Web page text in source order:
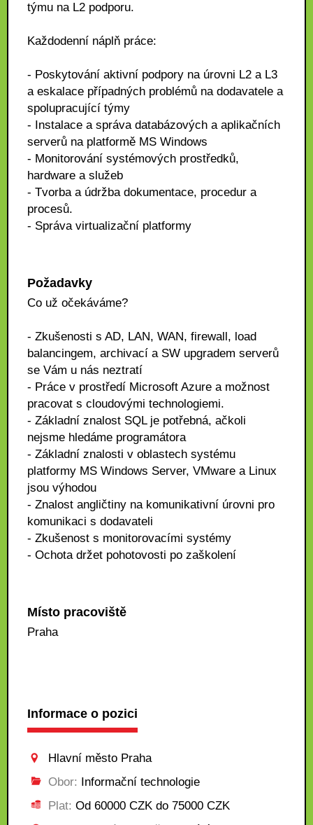
týmu na L2 podporu.
Každodenní náplň práce:
- Poskytování aktivní podpory na úrovni L2 a L3
a eskalace případných problémů na dodavatele a
spolupracující týmy
- Instalace a správa databázových a aplikačních
serverů na platformě MS Windows
- Monitorování systémových prostředků,
hardware a služeb
- Tvorba a údržba dokumentace, procedur a
procesů.
- Správa virtualizační platformy
Požadavky
Co už očekáváme?
- Zkušenosti s AD, LAN, WAN, firewall, load
balancingem, archivací a SW upgradem serverů
se Vám u nás neztratí
- Práce v prostředí Microsoft Azure a možnost
pracovat s cloudovými technologiemi.
- Základní znalost SQL je potřebná, ačkoli
nejsme hledáme programátora
- Základní znalosti v oblastech systému
platformy MS Windows Server, VMware a Linux
jsou výhodou
- Znalost angličtiny na komunikativní úrovni pro
komunikaci s dodavateli
- Zkušenost s monitorovacími systémy
- Ochota držet pohotovosti po zaškolení
Místo pracoviště
Praha
Informace o pozici
Hlavní město Praha
Obor: Informační technologie
Plat: Od 60000 CZK do 75000 CZK